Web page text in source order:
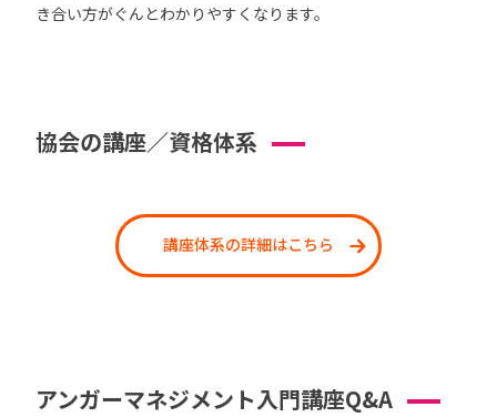
き合い方がぐんとわかりやすくなります。
協会の講座／資格体系
講座体系の詳細はこちら
アンガーマネジメント入門講座Q&A